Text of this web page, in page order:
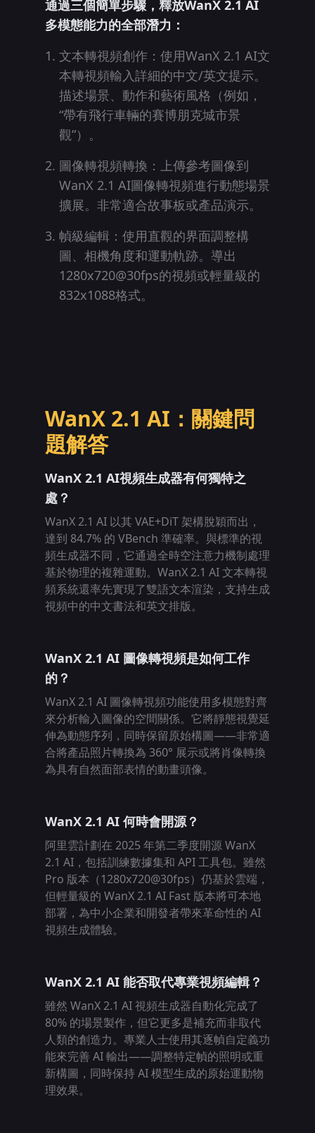
通過三個簡單步驟，釋放WanX 2.1 AI
多模態能力的全部潛力：
文本轉視頻創作：使用WanX 2.1 AI文
本轉視頻輸入詳細的中文/英文提示。
描述場景、動作和藝術風格（例如，
“帶有飛行車輛的賽博朋克城市景
觀”）。
圖像轉視頻轉換：上傳參考圖像到
WanX 2.1 AI圖像轉視頻進行動態場景
擴展。非常適合故事板或產品演示。
幀級編輯：使用直觀的界面調整構
圖、相機角度和運動軌跡。導出
1280x720@30fps的視頻或輕量級的
832x1088格式。
WanX 2.1 AI：關鍵問
題解答
WanX 2.1 AI視頻生成器有何獨特之
處？
WanX 2.1 AI 以其 VAE+DiT 架構脫穎而出，
達到 84.7% 的 VBench 準確率。與標準的視
頻生成器不同，它通過全時空注意力機制處理
基於物理的複雜運動。WanX 2.1 AI 文本轉視
頻系統還率先實現了雙語文本渲染，支持生成
視頻中的中文書法和英文排版。
WanX 2.1 AI 圖像轉視頻是如何工作
的？
WanX 2.1 AI 圖像轉視頻功能使用多模態對齊
來分析輸入圖像的空間關係。它將靜態視覺延
伸為動態序列，同時保留原始構圖——非常適
合將產品照片轉換為 360° 展示或將肖像轉換
為具有自然面部表情的動畫頭像。
WanX 2.1 AI 何時會開源？
阿里雲計劃在 2025 年第二季度開源 WanX
2.1 AI，包括訓練數據集和 API 工具包。雖然
Pro 版本（1280x720@30fps）仍基於雲端，
但輕量級的 WanX 2.1 AI Fast 版本將可本地
部署，為中小企業和開發者帶來革命性的 AI
視頻生成體驗。
WanX 2.1 AI 能否取代專業視頻編輯？
雖然 WanX 2.1 AI 視頻生成器自動化完成了
80% 的場景製作，但它更多是補充而非取代
人類的創造力。專業人士使用其逐幀自定義功
能來完善 AI 輸出——調整特定幀的照明或重
新構圖，同時保持 AI 模型生成的原始運動物
理效果。